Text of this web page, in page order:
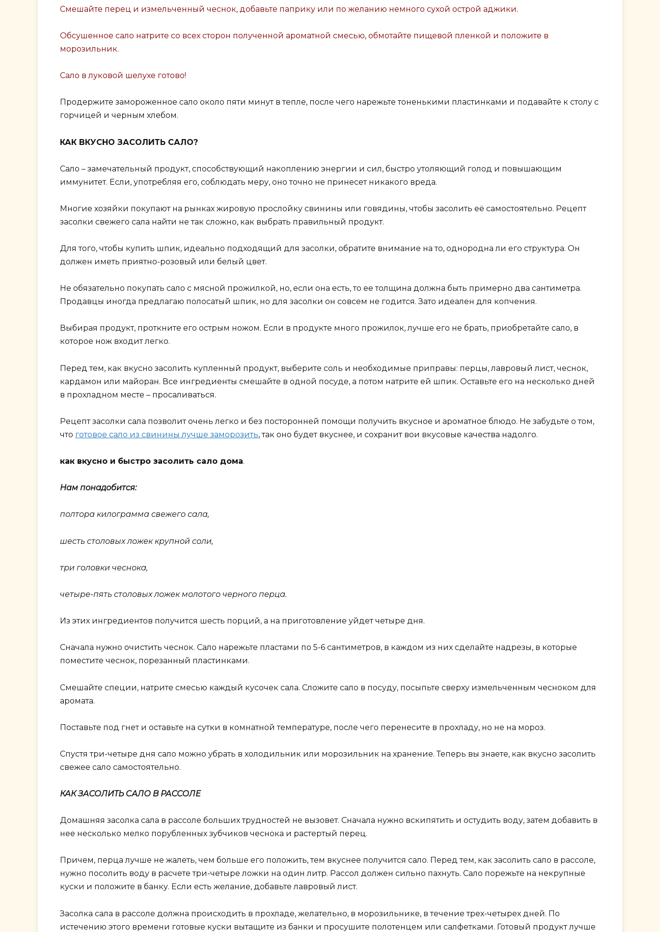
Смешайте перец и измельченный чеснок, добавьте паприку или по желанию немного сухой острой аджики.
Обсушенное сало натрите со всех сторон полученной ароматной смесью, обмотайте пищевой пленкой и положите в
морозильник.
Сало в луковой шелухе готово!
Продержите замороженное сало около пяти минут в тепле, после чего нарежьте тоненькими пластинками и подавайте к столу с
горчицей и черным хлебом.
КАК ВКУСНО ЗАСОЛИТЬ САЛО?
Сало – замечательный продукт, способствующий накоплению энергии и сил, быстро утоляющий голод и повышающим
иммунитет. Если, употребляя его, соблюдать меру, оно точно не принесет никакого вреда.
Многие хозяйки покупают на рынках жировую прослойку свинины или говядины, чтобы засолить её самостоятельно. Рецепт
засолки свежего сала найти не так сложно, как выбрать правильный продукт.
Для того, чтобы купить шпик, идеально подходящий для засолки, обратите внимание на то, однородна ли его структура. Он
должен иметь приятно-розовый или белый цвет.
Не обязательно покупать сало с мясной прожилкой, но, если она есть, то ее толщина должна быть примерно два сантиметра.
Продавцы иногда предлагаю полосатый шпик, но для засолки он совсем не годится. Зато идеален для копчения.
Выбирая продукт, проткните его острым ножом. Если в продукте много прожилок, лучше его не брать, приобретайте сало, в
которое нож входит легко.
Перед тем, как вкусно засолить купленный продукт, выберите соль и необходимые приправы: перцы, лавровый лист, чеснок,
кардамон или майоран. Все ингредиенты смешайте в одной посуде, а потом натрите ей шпик. Оставьте его на несколько дней
в прохладном месте – просаливаться.
Рецепт засолки сала позволит очень легко и без посторонней помощи получить вкусное и ароматное блюдо. Не забудьте о том,
что готовое сало из свинины лучше заморозить, так оно будет вкуснее, и сохранит вои вкусовые качества надолго.
как вкусно и быстро засолить сало дома.
Нам понадобится:
полтора килограмма свежего сала,
шесть столовых ложек крупной соли,
три головки чеснока,
четыре-пять столовых ложек молотого черного перца.
Из этих ингредиентов получится шесть порций, а на приготовление уйдет четыре дня.
Сначала нужно очистить чеснок. Сало нарежьте пластами по 5-6 сантиметров, в каждом из них сделайте надрезы, в которые
поместите чеснок, порезанный пластинками.
Смешайте специи, натрите смесью каждый кусочек сала. Сложите сало в посуду, посыпьте сверху измельченным чесноком для
аромата.
Поставьте под гнет и оставьте на сутки в комнатной температуре, после чего перенесите в прохладу, но не на мороз.
Спустя три-четыре дня сало можно убрать в холодильник или морозильник на хранение. Теперь вы знаете, как вкусно засолить
свежее сало самостоятельно.
КАК ЗАСОЛИТЬ САЛО В РАССОЛЕ
Домашняя засолка сала в рассоле больших трудностей не вызовет. Сначала нужно вскипятить и остудить воду, затем добавить в
нее несколько мелко порубленных зубчиков чеснока и растертый перец.
Причем, перца лучше не жалеть, чем больше его положить, тем вкуснее получится сало. Перед тем, как засолить сало в рассоле,
нужно посолить воду в расчете три-четыре ложки на один литр. Рассол должен сильно пахнуть. Сало порежьте на некрупные
куски и положите в банку. Если есть желание, добавьте лавровый лист.
Засолка сала в рассоле должна происходить в прохладе, желательно, в морозильнике, в течение трех-четырех дней. По
истечению этого времени готовые куски вытащите из банки и просушите полотенцем или салфетками. Готовый продукт лучше